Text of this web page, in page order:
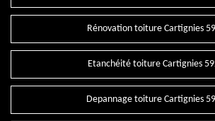
Rénovation toiture Cartignies
Etanchéité toiture Cartignies
Depannage toiture Cartignies